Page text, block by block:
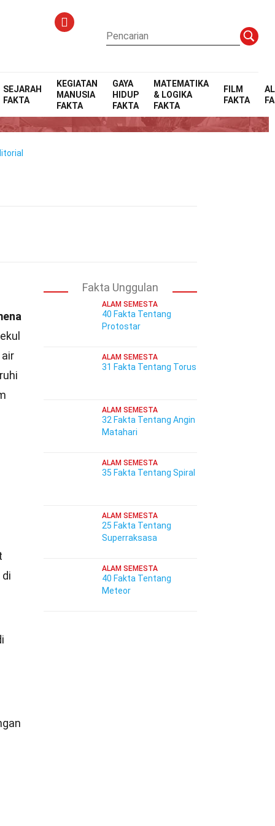
SEJARAH
FAKTA
KEGIATAN
MANUSIA
FAKTA
GAYA
HIDUP
FAKTA
MATEMATIKA
& LOGIKA
FAKTA
FILM
FAKTA
Fakta Unggulan
ALAM SEMESTA
40 Fakta Tentang
Protostar
ALAM SEMESTA
31 Fakta Tentang Torus
ALAM SEMESTA
32 Fakta Tentang Angin
Matahari
ALAM SEMESTA
35 Fakta Tentang Spiral
ALAM SEMESTA
25 Fakta Tentang
Superraksasa
ALAM SEMESTA
40 Fakta Tentang
Meteor